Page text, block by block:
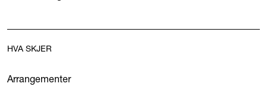
HVA SKJER
Arrangementer